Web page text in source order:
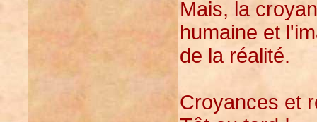
Mais, la
humaine et
de la réalité.
Croyances et